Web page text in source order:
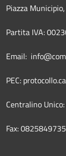
Piazza
Partita IVA:
Email:
PEC:
Centralino
Fax: 0825849735